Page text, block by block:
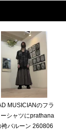
MUSICIANのフラ
シャツにprathana
袴バルーン 260806